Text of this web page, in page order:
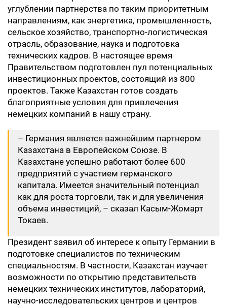
углублении партнерства по таким приоритетным
направлениям, как энергетика, промышленность,
сельское хозяйство, транспортно-логистическая
отрасль, образование, наука и подготовка
технических кадров. В настоящее время
Правительством подготовлен пул потенциальных
инвестиционных проектов, состоящий из 800
проектов. Также Казахстан готов создать
благоприятные условия для привлечения
немецких компаний в нашу страну.
– Германия является важнейшим партнером
Казахстана в Европейском Союзе. В
Казахстане успешно работают более 600
предприятий с участием германского
капитала. Имеется значительный потенциал
как для роста торговли, так и для увеличения
объема инвестиций, – сказал Касым-Жомарт
Токаев.
Президент заявил об интересе к опыту Германии в
подготовке специалистов по техническим
специальностям. В частности, Казахстан изучает
возможности по открытию представительств
немецких технических институтов, лабораторий,
научно-исследовательских центров и центров